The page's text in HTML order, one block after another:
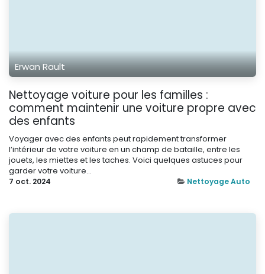
Erwan Rault
Nettoyage voiture pour les familles :
comment maintenir une voiture propre avec
des enfants
Voyager avec des enfants peut rapidement transformer
l’intérieur de votre voiture en un champ de bataille, entre les
jouets, les miettes et les taches. Voici quelques astuces pour
garder votre voiture...
7 oct. 2024 Nettoyage Auto